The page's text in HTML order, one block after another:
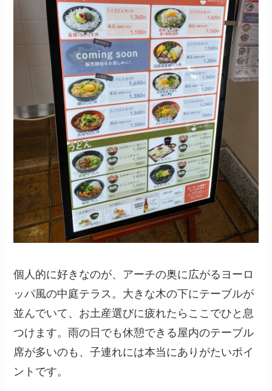
個人的に好きなのが、アーチの奥に広がる ヨーロ
ッパ風の中庭テラス。大きな木の下にテーブルが
並んでいて、お土産選びに疲れたらここでひと息
つけます。雨の日でも休憩できる屋内のテーブル
席が多いのも、子連れには本当にありがたいポイ
ントです。